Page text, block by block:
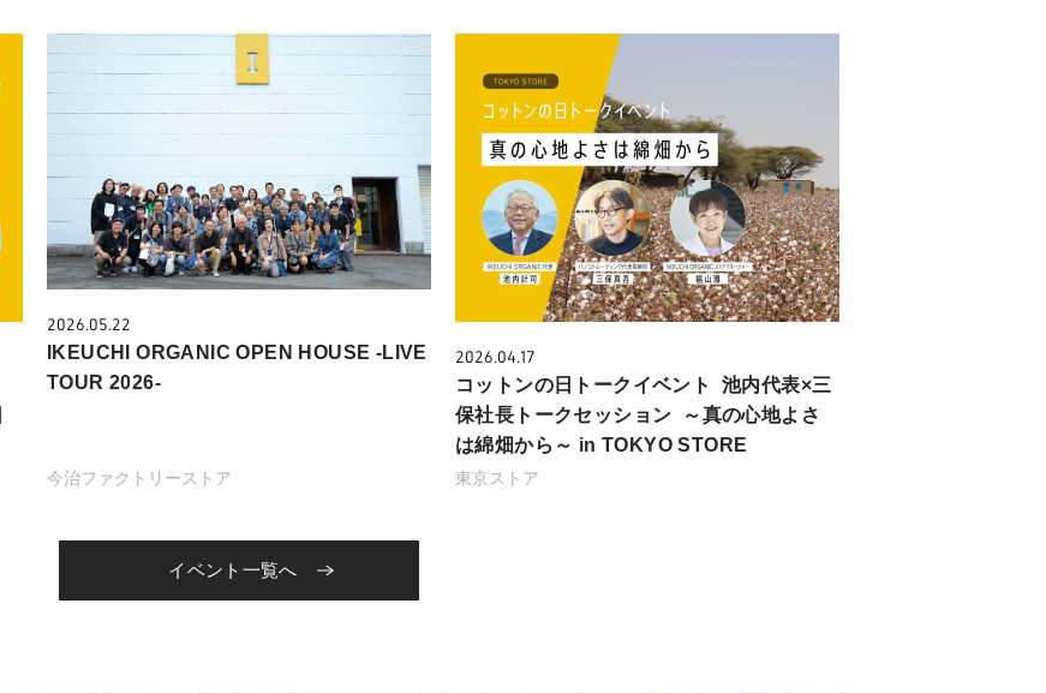
2026.05.22
IKEUCHI ORGANIC OPEN HOUSE -LIVE
TOUR 2026-
今治ファクトリーストア
2026.04.17
コットンの日トークイベント 池内代表×三
保社長トークセッション ～真の心地よさ
は綿畑から～ in TOKYO STORE
東京ストア
イベント一覧へ